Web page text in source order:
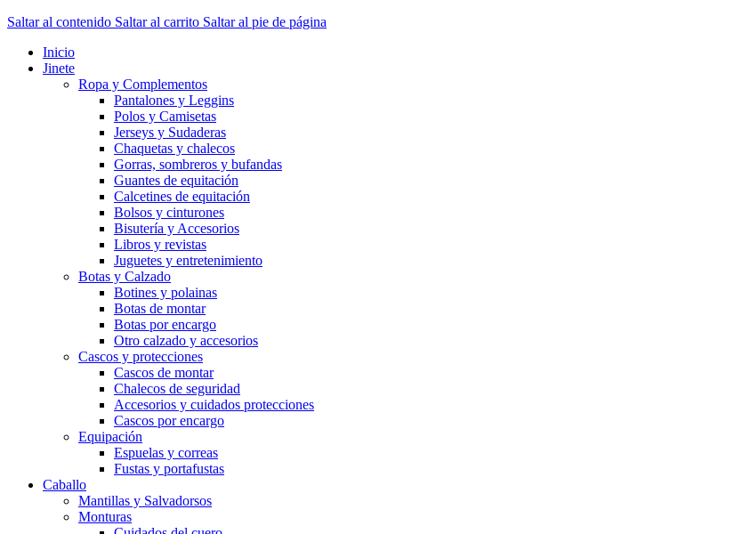
Saltar al contenido Saltar al carrito Saltar al pie de página
Inicio
Jinete
Ropa y Complementos
Pantalones y Leggins
Polos y Camisetas
Jerseys y Sudaderas
Chaquetas y chalecos
Gorras, sombreros y bufandas
Guantes de equitación
Calcetines de equitación
Bolsos y cinturones
Bisutería y Accesorios
Libros y revistas
Juguetes y entretenimiento
Botas y Calzado
Botines y polainas
Botas de montar
Botas por encargo
Otro calzado y accesorios
Cascos y protecciones
Cascos de montar
Chalecos de seguridad
Accesorios y cuidados protecciones
Cascos por encargo
Equipación
Espuelas y correas
Fustas y portafustas
Caballo
Mantillas y Salvadorsos
Monturas